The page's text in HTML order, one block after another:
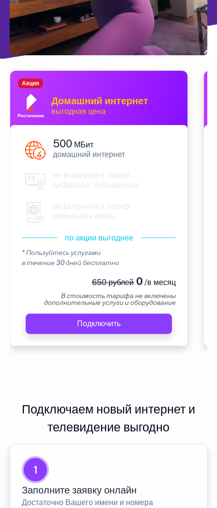
Домашний интернет
выгодная цена
Акция
500 МБит
домашний интернет
не включено в тариф
цифровое телевидение
не включена в тариф
мобильная связь
по акции выгоднее
* Пользуйтесь услугами
в течение 30 дней бесплатно
650 рублей0 /в месяц
В стоимость тарифа не включены
дополнительные услуги и оборудование
Подключить
Подключаем новый интернет и
телевидение выгодно
1
Заполните заявку онлайн
Достаточно Вашего имени и номера